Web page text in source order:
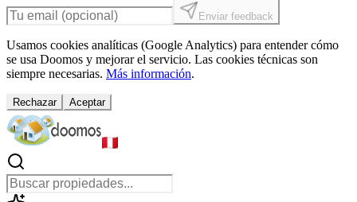
Enviar feedback
Usamos cookies analíticas (Google Analytics) para entender cómo
se usa Doomos y mejorar el servicio. Las cookies técnicas son
siempre necesarias. Más información.
Rechazar Aceptar